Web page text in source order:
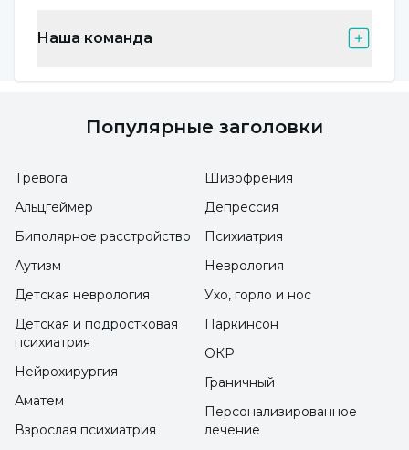
соответствующая область мозга, вероятно,
заболевание чаще встречается в сельской
местности, - предупреждает он.
Чаще встречается у мужчин, чем у
женщин
Профессор д-р Султан Тарлачи отметил, что
заболеваемость среди мужчин выше, чем
среди женщин, и сказал: "Мы не знаем
причины этого. У мужчин она в 1,5 раза
выше". Некоторые заболевания, такие как
депрессия и тревожные расстройства,
Наша команда
Популярные заголовки
Тревога
Альцгеймер
Биполярное расстройство
Аутизм
Детская неврология
Шизофрения
Депрессия
Психиатрия
Неврология
Ухо, горло и нос
Детская и подростковая
психиатрия
Нейрохирургия
Аматем
Взрослая психиатрия
Паркинсон
ОКР
Граничный
Персонализированное
лечение